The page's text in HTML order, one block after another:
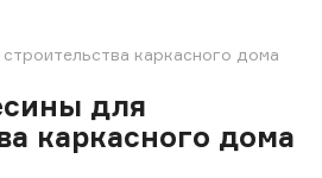
каркасного дома
для
каркасного дома